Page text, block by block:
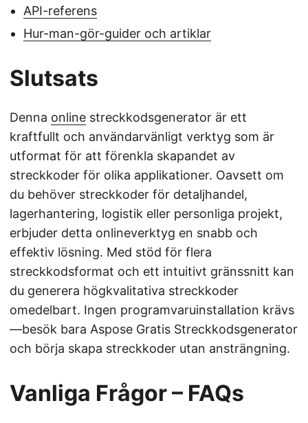
API-referens
Hur-man-gör-guider och artiklar
Slutsats
Denna online streckkodsgenerator är ett
kraftfullt och användarvänligt verktyg som är
utformat för att förenkla skapandet av
streckkoder för olika applikationer. Oavsett om
du behöver streckkoder för detaljhandel,
lagerhantering, logistik eller personliga projekt,
erbjuder detta onlineverktyg en snabb och
effektiv lösning. Med stöd för flera
streckkodsformat och ett intuitivt gränssnitt kan
du generera högkvalitativa streckkoder
omedelbart. Ingen programvaruinstallation krävs
—besök bara Aspose Gratis Streckkodsgenerator
och börja skapa streckkoder utan ansträngning.
Vanliga Frågor – FAQs